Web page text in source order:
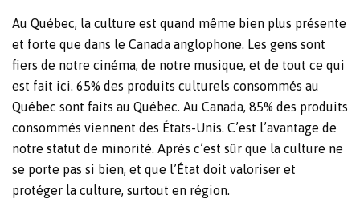
Au Québec, la culture est quand même bien plus présente
et forte que dans le Canada anglophone. Les gens sont
fiers de notre cinéma, de notre musique, et de tout ce qui
est fait ici. 65% des produits culturels consommés au
Québec sont faits au Québec. Au Canada, 85% des produits
consommés viennent des États-Unis. C’est l’avantage de
notre statut de minorité. Après c’est sûr que la culture ne
se porte pas si bien, et que l’État doit valoriser et
protéger la culture, surtout en région.